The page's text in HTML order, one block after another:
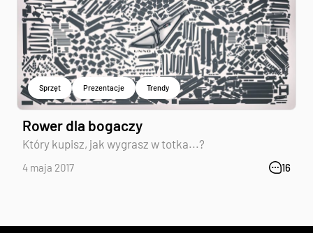
Sprzęt Prezentacje Trendy
Rower dla bogaczy
Który kupisz, jak wygrasz w totka...?
4 maja 2017 16